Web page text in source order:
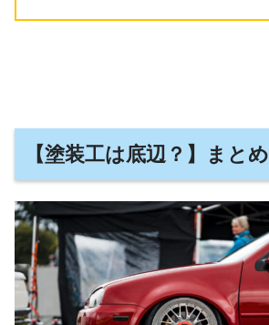
【塗装工は底辺？】まとめ